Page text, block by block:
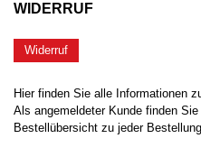
WIDERRUF
Widerruf
Hier finden Sie alle Informationen
Als angemeldeter Kunde finden
Bestellübersicht zu jeder